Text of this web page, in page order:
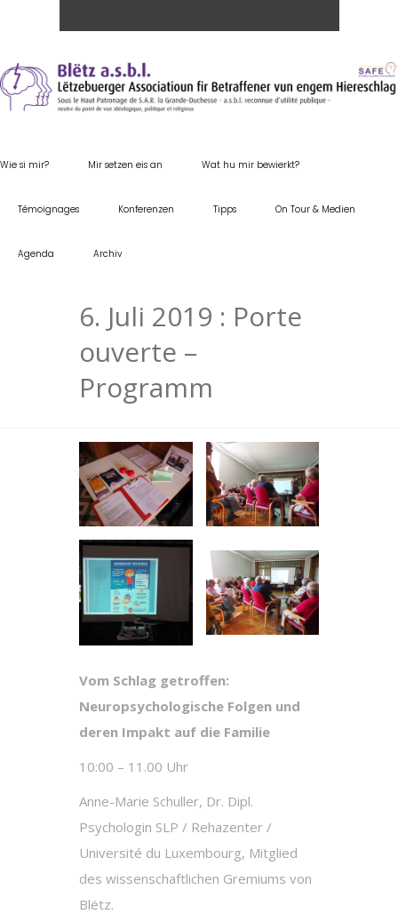
Wie si mir? Mir setzen eis an Wat hu mir bewierkt?
Témoignages Konferenzen Tipps On Tour & Medien
Agenda Archiv
6. Juli 2019 : Porte
ouverte –
Programm
Vom Schlag getroffen:
Neuropsychologische Folgen und
deren Impakt auf die Familie
10:00 – 11.00 Uhr
Anne-Marie Schuller, Dr. Dipl.
Psychologin SLP / Rehazenter /
Université du Luxembourg, Mitglied
des wissenschaftlichen Gremiums von
Blëtz.